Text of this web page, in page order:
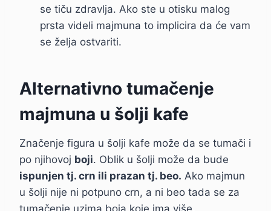
se tiču zdravlja. Ako ste u otisku malog
prsta videli majmuna to implicira da će vam
se želja ostvariti.
Alternativno tumačenje
majmuna u šolji kafe
Značenje figura u šolji kafe može da se tumači i
po njihovoj boji. Oblik u šolji može da bude
ispunjen tj. crn ili prazan tj. beo. Ako majmun
u šolji nije ni potpuno crn, a ni beo tada se za